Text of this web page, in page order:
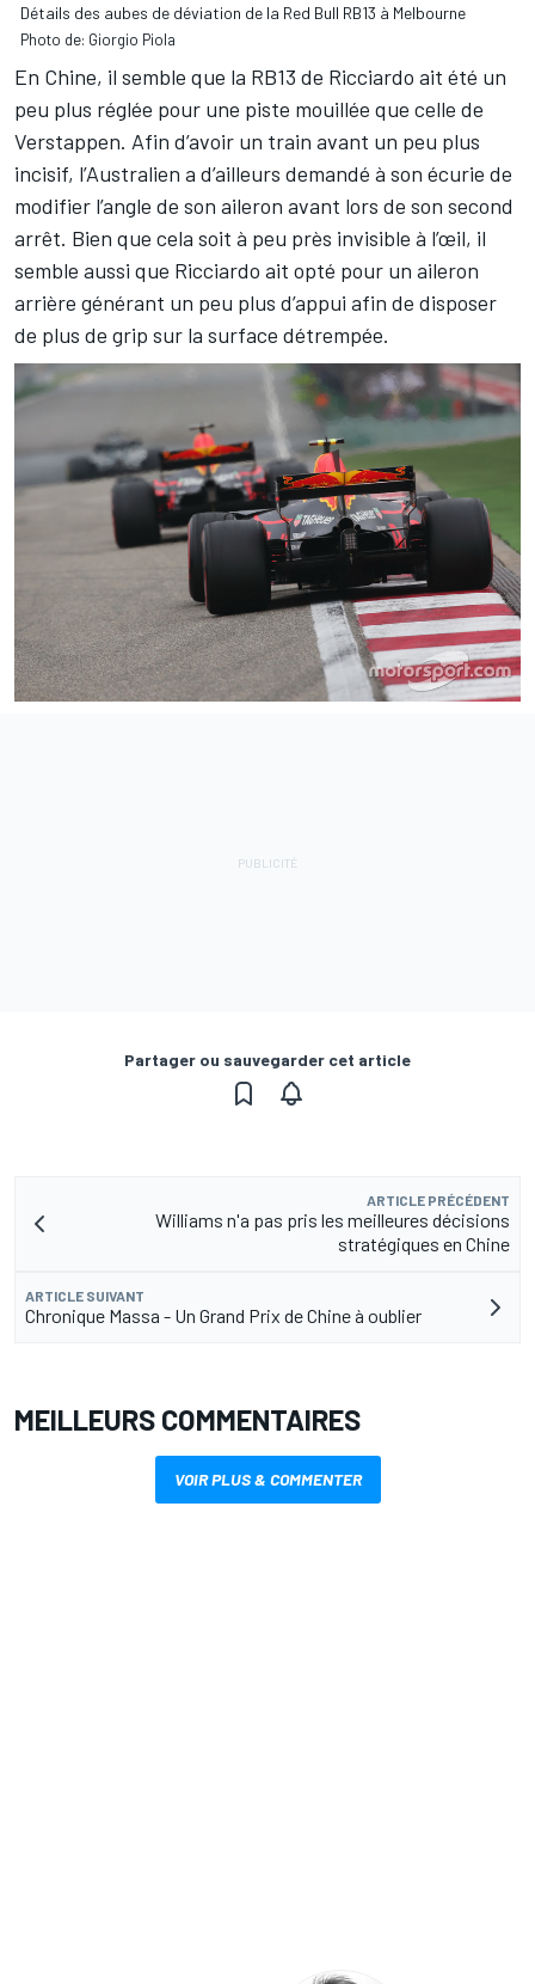
Détails des aubes de déviation de la Red Bull RB13 à Melbourne
Photo de: Giorgio Piola
En Chine, il semble que la RB13 de Ricciardo ait été un
peu plus réglée pour une piste mouillée que celle de
Verstappen. Afin d’avoir un train avant un peu plus
incisif, l’Australien a d’ailleurs demandé à son écurie de
modifier l’angle de son aileron avant lors de son second
arrêt. Bien que cela soit à peu près invisible à l’œil, il
semble aussi que Ricciardo ait opté pour un aileron
arrière générant un peu plus d’appui afin de disposer
de plus de grip sur la surface détrempée.
Partager ou sauvegarder cet article
ARTICLE PRÉCÉDENT
Williams n'a pas pris les meilleures décisions
stratégiques en Chine
ARTICLE SUIVANT
Chronique Massa - Un Grand Prix de Chine à oublier
MEILLEURS COMMENTAIRES
VOIR PLUS & COMMENTER